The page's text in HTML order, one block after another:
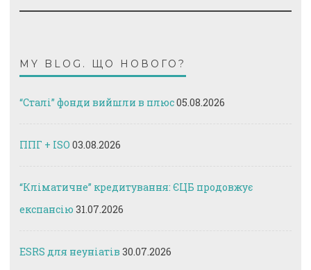
MY BLOG. ЩО НОВОГО?
“Сталі” фонди вийшли в плюс05.08.2026
ППГ + ISO 03.08.2026
“Кліматичне” кредитування: ЄЦБ продовжує
експансію 31.07.2026
ESRS для неуніатів 30.07.2026